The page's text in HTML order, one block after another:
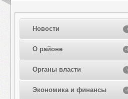
Новости
О районе
Органы власти
Экономика и финансы